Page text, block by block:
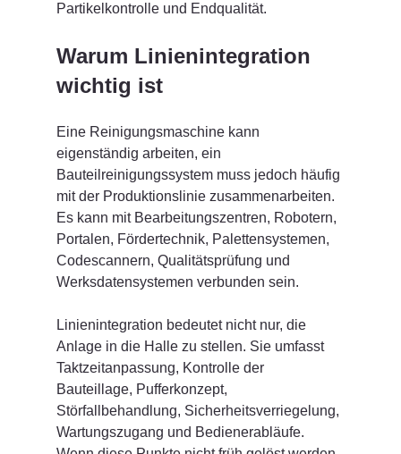
Partikelkontrolle und Endqualität.
Warum Linienintegration
wichtig ist
Eine Reinigungsmaschine kann
eigenständig arbeiten, ein
Bauteilreinigungssystem muss jedoch häufig
mit der Produktionslinie zusammenarbeiten.
Es kann mit Bearbeitungszentren, Robotern,
Portalen, Fördertechnik, Palettensystemen,
Codescannern, Qualitätsprüfung und
Werksdatensystemen verbunden sein.
Linienintegration bedeutet nicht nur, die
Anlage in die Halle zu stellen. Sie umfasst
Taktzeitanpassung, Kontrolle der
Bauteillage, Pufferkonzept,
Störfallbehandlung, Sicherheitsverriegelung,
Wartungszugang und Bedienerabläufe.